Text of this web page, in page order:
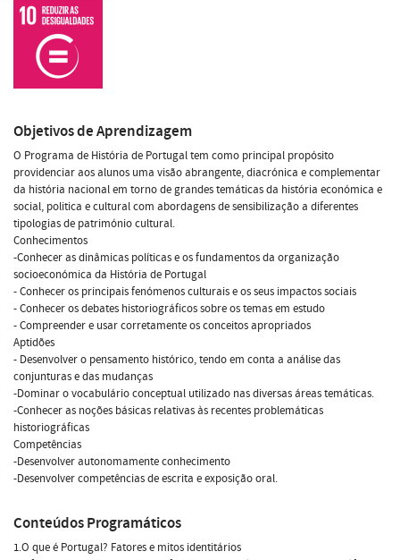
Objetivos de Aprendizagem
O Programa de História de Portugal tem como principal propósito
providenciar aos alunos uma visão abrangente, diacrónica e complementar
da história nacional em torno de grandes temáticas da história económica e
social, politica e cultural com abordagens de sensibilização a diferentes
tipologias de património cultural.
Conhecimentos
-Conhecer as dinâmicas políticas e os fundamentos da organização
socioeconómica da História de Portugal
- Conhecer os principais fenómenos culturais e os seus impactos sociais
- Conhecer os debates historiográficos sobre os temas em estudo
- Compreender e usar corretamente os conceitos apropriados
Aptidões
- Desenvolver o pensamento histórico, tendo em conta a análise das
conjunturas e das mudanças
-Dominar o vocabulário conceptual utilizado nas diversas áreas temáticas.
-Conhecer as noções básicas relativas às recentes problemáticas
historiográficas
Competências
-Desenvolver autonomamente conhecimento
-Desenvolver competências de escrita e exposição oral.
Conteúdos Programáticos
1.O que é Portugal? Fatores e mitos identitários